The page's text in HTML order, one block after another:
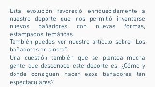
Esta evolución favoreció enriquecidamente a
nuestro deporte que nos permitió inventarse
nuevos bañadores con nuevas formas,
estampados, temáticas.
También puedes ver nuestro artículo sobre “Los
bañadores en sincro”.
Una cuestión también que se plantea mucha
gente que desconoce este deporte es, ¿Cómo y
dónde consiguen hacer esos bañadores tan
espectaculares?